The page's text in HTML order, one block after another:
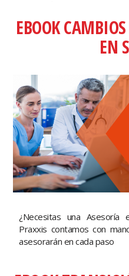
EBOOK
EN
¿Necesitas una Asesoría
Praxxis contamos con
asesorarán en cada paso